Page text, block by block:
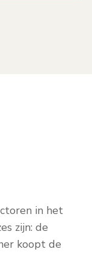
in het
zijn: de
koopt de